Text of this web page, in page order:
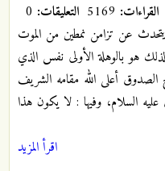
القراءات: التعليقات:
يتحدث عن تزامن نمطين من الموت
هو بالوهلة الأولى نفس الذي
الصدوق أعلى الله مقامه الشريف
السلام، وفيها : لا يكون هذا
اقرأ المزيد